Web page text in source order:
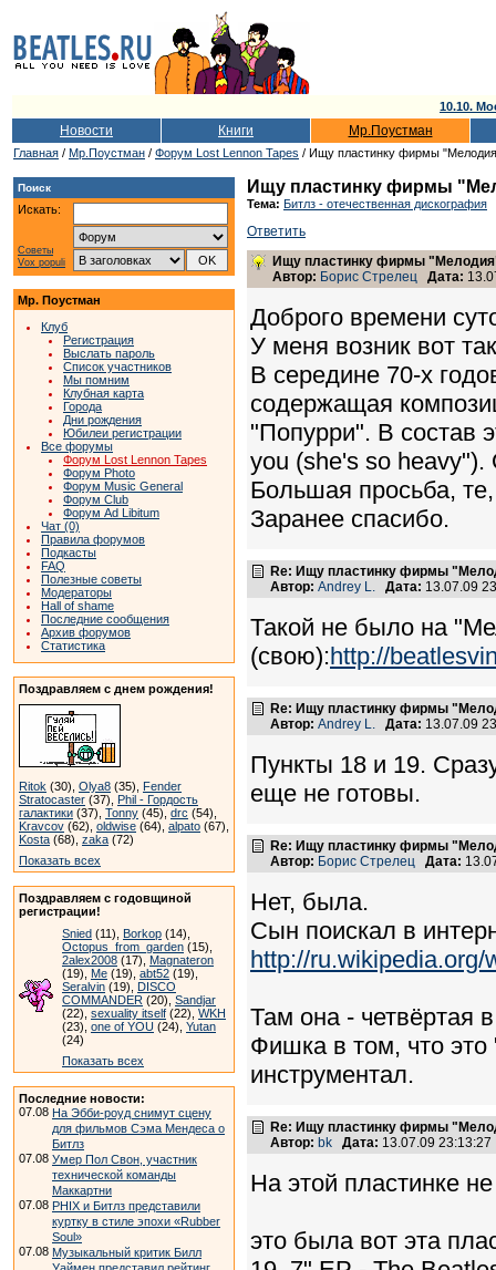
10.10.
Новости Книги Мр.Поустман
Главная / Мр.Поустман / Форум Lost Lennon Tapes / Ищу пластинку фирмы
Поиск
Искать:
Советы
Vox populi
Мр. Поустман
Клуб
Регистрация
Выслать пароль
Список участников
Мы помним
Клубная карта
Города
Дни рождения
Юбилеи регистрации
Все форумы
Форум Lost Lennon Tapes
Форум Photo
Форум Music General
Форум Club
Форум Ad Libitum
Чат (0)
Правила форумов
Подкасты
FAQ
Полезные советы
Модераторы
Hall of shame
Последние сообщения
Архив форумов
Статистика
Поздравляем с днем рождения!
Ritok (30), Olya8 (35), Fender
Stratocaster (37), Phil - Гордость
галактики (37), Tonny (45), drc (54),
Kravcov (62), oldwise (64), alpato (67),
Kosta (68), zaka (72)
Показать всех
Поздравляем с годовщиной
регистрации!
Snied (11), Borkop (14),
Octopus_from_garden (15),
2alex2008 (17), Magnateron
(19), Me (19), abt52 (19),
Seralvin (19), DISCO
COMMANDER (20), Sandjar
(22), sexuality itself (22), WKH
(23), one of YOU (24), Yutan
(24)
Показать всех
Последние новости:
07.08 На Эбби-роуд снимут сцену
для фильмов Сэма Мендеса о
Битлз
07.08 Умер Пол Свон, участник
технической команды
Маккартни
07.08 PHIX и Битлз представили
куртку в стиле эпохи «Rubber
Soul»
07.08 Музыкальный критик Билл
Ищу пластинку фирмы
Тема: Битлз - отечественная дискография
Ответить
Ищу пластинку фирмы
Автор: Борис Стрелец Дата:
Доброго времени
У меня возник вот
В середине 70-х
содержащая
"Попурри". В состав
you (she's so
Большая просьба,
Заранее спасибо.
Re: Ищу пластинку фирмы
Автор: Andrey L. Дата: 13.07.09
Такой не было на
(свою):http://
Re: Ищу пластинку фирмы
Автор: Andrey L. Дата: 13.07.09
Пункты 18 и 19.
еще не готовы.
Re: Ищу пластинку фирмы
Автор: Борис Стрелец Дата:
Нет, была.
Сын поискал в
http://
Там она - четвёртая
Фишка в том, что
инструментал.
Re: Ищу пластинку фирмы
Автор: bk Дата: 13.07.09
На этой пластинке
это была вот эта